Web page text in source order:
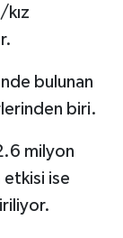
bulunan
biri.
milyon
ise